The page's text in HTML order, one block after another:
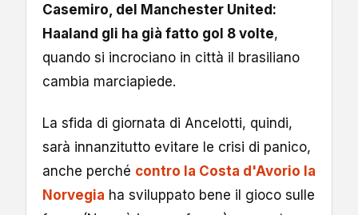
Casemiro, del Manchester United:
Haaland gli ha già fatto gol 8 volte,
quando si incrociano in città il brasiliano
cambia marciapiede.
La sfida di giornata di Ancelotti, quindi,
sarà innanzitutto evitare le crisi di panico,
anche perché contro la Costa d'Avorio la
Norvegia ha sviluppato bene il gioco sulle